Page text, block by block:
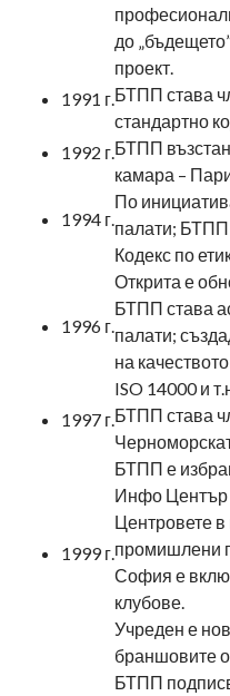
до
проект.
1991 г.БТПП става
стандартно
1992 г.БТПП
камара –
1994 г.
По
палати; БТПП
Кодекс по
1996 г.
Открита е
БТПП става
палати;
на
ISO 14000 и
1997 г.БТПП става
1999 г.
БТПП е
Инфо Център
Центровете в
промишлени
София е
клубове.
Учреден е
браншовите
БТПП